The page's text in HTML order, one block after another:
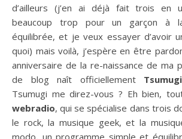
d’ailleurs (j’en ai déjà fait trois en
beaucoup trop pour un garçon à
équilibrée, et je veux essayer d’avoir
quoi) mais voilà, j’espère en être
anniversaire de la re-naissance de ma
de blog naît officiellement Tsumugi
Tsumugi me direz-vous ? Eh bien,
webradio, qui se spécialise dans trois
le rock, la musique geek, et la
modo, un programme simple et